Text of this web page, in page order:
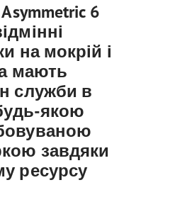
6
на мокрій і
мають
служби в
якою
завдяки
ресурсу